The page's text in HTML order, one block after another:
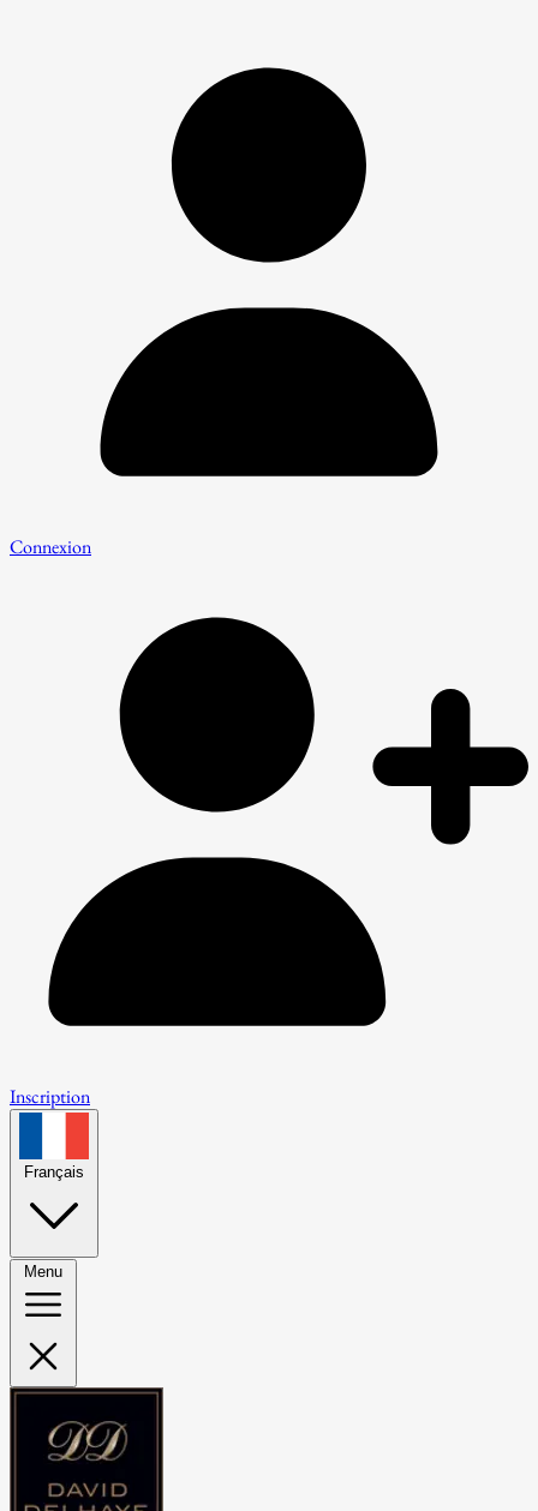
Connexion
Inscription
Français
Menu